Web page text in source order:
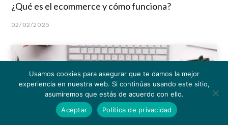
¿Qué es el ecommerce y cómo funciona?
02/02/2025
Usamos cookies para asegurar que te damos la mejor
experiencia en nuestra web. Si continúas usando este sitio,
asumiremos que estás de acuerdo con ello.
Aceptar
Política de privacidad